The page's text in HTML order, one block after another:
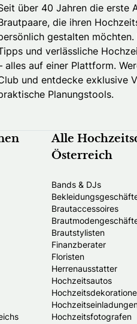
über 40 Jahren die erste
die ihren
gestalten
und verlässliche
alles auf einer Plattform.
und entdecke exklusive
Planungstools.
Alle
Österreich
Bands & DJs
Brautaccessoires
Brautstylisten
Finanzberater
Floristen
Herrenausstatter
Hochzeitsautos
Hochzeitsfotografen